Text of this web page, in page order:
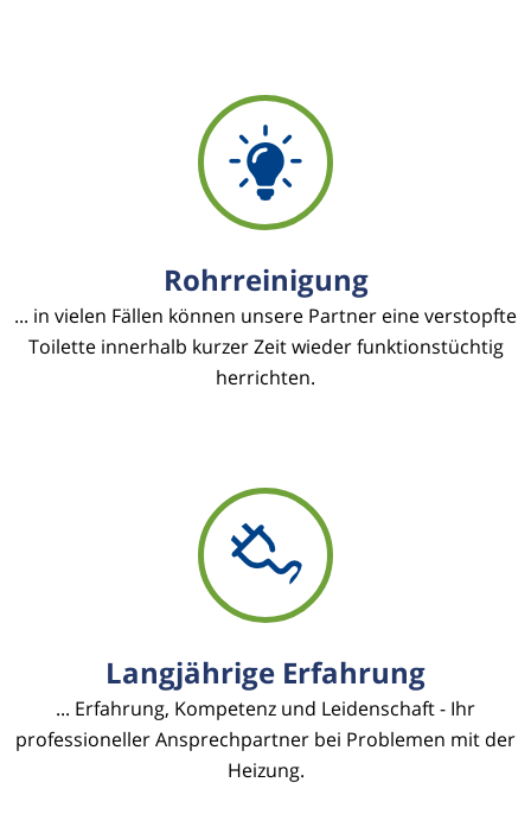
Rohrreinigung
... in vielen Fällen können unsere Partner eine verstopfte
Toilette innerhalb kurzer Zeit wieder funktionstüchtig
herrichten.
Langjährige Erfahrung
... Erfahrung, Kompetenz und Leidenschaft - Ihr
professioneller Ansprechpartner bei Problemen mit der
Heizung.